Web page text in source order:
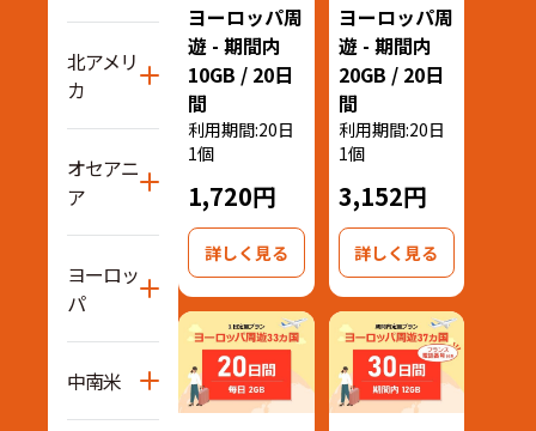
北アメリ
カ
オセアニ
ア
ヨーロッ
パ
中南米
ヨーロッパ周
遊 - 期間内
10GB / 20日
間
利用期間:20日
1個
1,720円
詳しく見る
ヨーロッパ周
遊 - 期間内
20GB / 20日
間
利用期間:20日
1個
3,152円
詳しく見る